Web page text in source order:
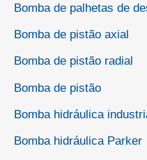
Bomba de palhetas de
Bomba de pistão axial
Bomba de pistão radial
Bomba de pistão
Bomba hidráulica
Bomba hidráulica Parker